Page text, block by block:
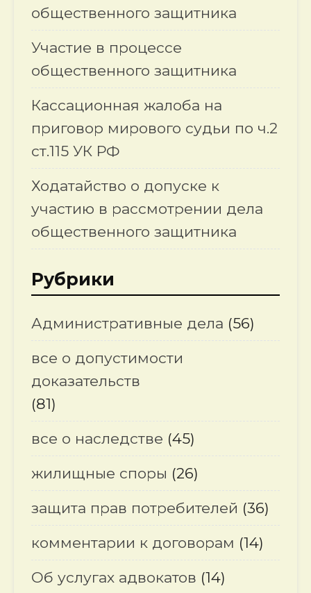
общественного защитника
Участие в процессе
общественного защитника
Кассационная жалоба на
приговор мирового судьи по ч.2
ст.115 УК РФ
Ходатайство о допуске к
участию в рассмотрении дела
общественного защитника
Рубрики
Административные дела (56)
все о допустимости
доказательств
(81)
все о наследстве (45)
жилищные споры (26)
защита прав потребителей (36)
комментарии к договорам (14)
Об услугах адвокатов (14)